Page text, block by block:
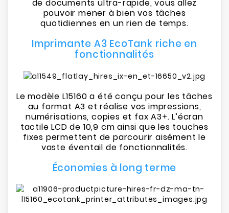
de documents ultra-rapide, vous allez
pouvoir mener à bien vos tâches
quotidiennes en un rien de temps.
Imprimante A3 EcoTank riche en
fonctionnalités
Le modèle L15160 a été conçu pour les tâches
au format A3 et réalise vos impressions,
numérisations, copies et fax A3+. L’écran
tactile LCD de 10,9 cm ainsi que les touches
fixes permettent de parcourir aisément le
vaste éventail de fonctionnalités.
Économies à long terme